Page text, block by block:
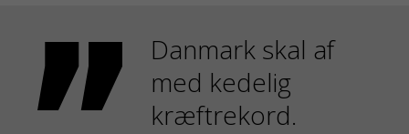
Danmark skal af
med kedelig
kræftrekord.